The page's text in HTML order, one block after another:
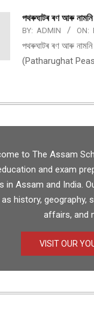
পথ​ৰুঘাট​ৰ ৰণ আৰু
BY: ADMIN ON:
পথ​ৰুঘাট​ৰ ৰণ আৰু
(Patharughat
to The Assam
and exam
in Assam and India.
history, geography,
affairs, and
VISIT OUR